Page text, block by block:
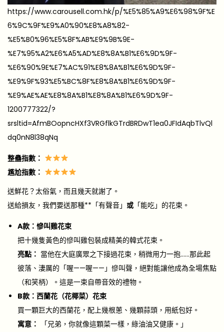
https://www.carousell.com.hk/p/%E5%85%A9%E6%98%9F%E
6%9C%9F%E9%A0%90%E8%A8%82-
%E5%B0%96%E5%8F%AB%E9%9B%9E-
%E7%95%A2%E6%A5%AD%E8%8A%B1%E6%9D%9F-
%E6%90%9E%E7%AC%91%E8%8A%B1%E6%9D%9F-
%E9%9F%93%E5%BC%8F%E8%8A%B1%E6%9D%9F-
%E9%AE%AE%E8%8A%B1%E8%8A%B1%E6%9D%9F-
1200777322/?
srsltid=AfmBOopncHXf3VRGflkGTrdBRDwT1ea0JFIdAqbTlvQl
dq0nN8l38qNq
整蠱指數：
尷尬指數：
送鮮花？太俗氣，而且幾天就謝了。
送給損友，我們要送那種**「有聲音」 或 「能吃」的花束。
A款：慘叫雞花束
把十幾隻黃色的慘叫雞包裝成精美的韓式花束。
亮點： 當他在大庭廣眾之下接過花束，稍微用力一抱……那此起
彼落、淒厲的「喔——喔——」慘叫聲，絕對能讓他成為全場焦點
（和笑柄）。這是一束自帶音效的禮物。
B款：西蘭花（花椰菜）花束
買一顆巨大的西蘭花，配上幾根蔥、幾顆蒜頭，用紙包好。
寓意：
「兄弟，你就像這顆菜一樣，綠油油又健康。」